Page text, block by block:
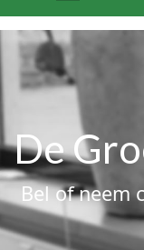
De
Bel of neem